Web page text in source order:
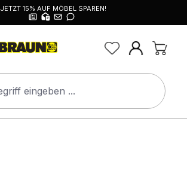
JETZT 15% AUF MÖBEL SPAREN!